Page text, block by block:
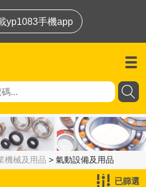
yp1083手機app
機械及用品 > 氣動設備及用品
已篩選